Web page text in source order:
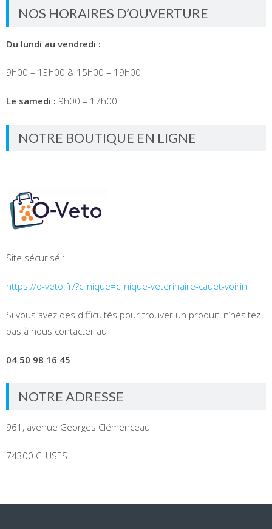
NOS HORAIRES D’OUVERTURE
Du lundi au vendredi :
9h00 – 13h00 & 15h00 – 19h00
Le samedi : 9h00 – 17h00
NOTRE BOUTIQUE EN LIGNE
Site sécurisé :
https://o-veto.fr/?clinique=clinique-veterinaire-cauet-voirin
Si vous avez des difficultés pour trouver un produit, n’hésitez
pas à nous contacter au
04 50 98 16 45
NOTRE ADRESSE
961, avenue Georges Clémenceau
74300 CLUSES